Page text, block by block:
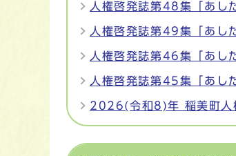
人権啓発誌第48集「あし
人権啓発誌第49集「あし
人権啓発誌第46集「あし
人権啓発誌第45集「あし
2026(令和8)年 稲美町人